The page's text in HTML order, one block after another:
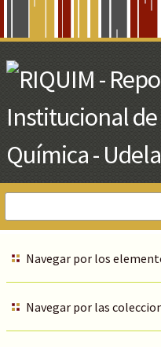
Main
Content
Navegar por los
Navegar por las